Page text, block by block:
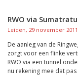
RWO via
Leiden, 29 november
De aanleg van de
zorgt voor een flinke
RWO via een tunnel
nu rekening mee dat